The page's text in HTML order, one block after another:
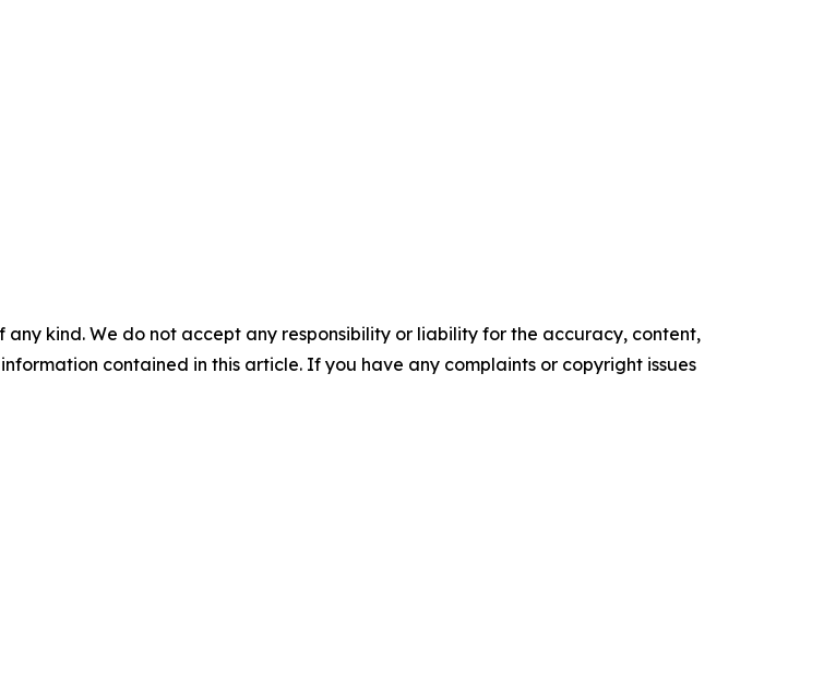
kind. We do not accept any responsibility or liability for the accuracy, content,
contained in this article. If you have any complaints or copyright issues